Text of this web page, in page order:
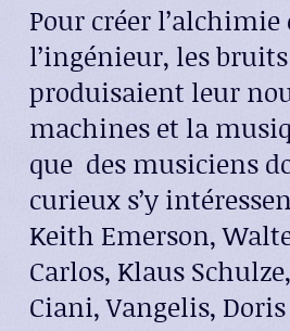
Pour créer l’alchimie
l’ingénieur, les
produisaient leur
machines et la
que des musiciens
curieux s’y
Keith Emerson,
Carlos, Klaus
Ciani, Vangelis,